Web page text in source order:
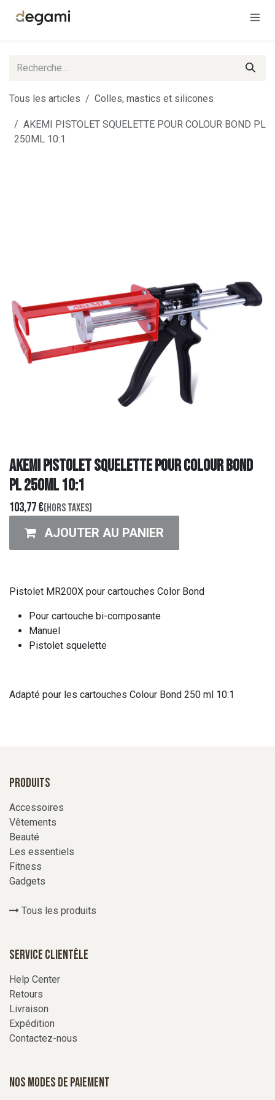
Tous les articles Colles, mastics et silicones
AKEMI PISTOLET SQUELETTE POUR COLOUR BOND PL
250ML 10:1
AKEMI PISTOLET SQUELETTE POUR COLOUR BOND
PL 250ML 10:1
103,77€(Hors taxes)
AJOUTER AU PANIER
Pistolet MR200X pour cartouches Color Bond
Pour cartouche bi-composante
Manuel
Pistolet squelette
Adapté pour les cartouches Colour Bond 250 ml 10:1
Produits
Accessoires
Vêtements
Beauté
Les essentiels
Fitness
Gadgets
Tous les produits
Service Clientèle
Help Center
Retours
Livraison
Expédition
Contactez-nous
Nos modes de paiement